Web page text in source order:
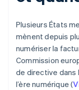
Plusieurs États
mènent depuis
numériser la
Commission
de directive dans
l’ère numérique (